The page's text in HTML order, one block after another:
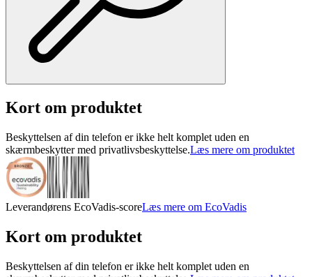
Kort om produktet
Beskyttelsen af din telefon er ikke helt komplet uden en
skærmbeskytter med privatlivsbeskyttelse.Læs mere om produktet
Leverandørens EcoVadis-scoreLæs mere om EcoVadis
Kort om produktet
Beskyttelsen af din telefon er ikke helt komplet uden en